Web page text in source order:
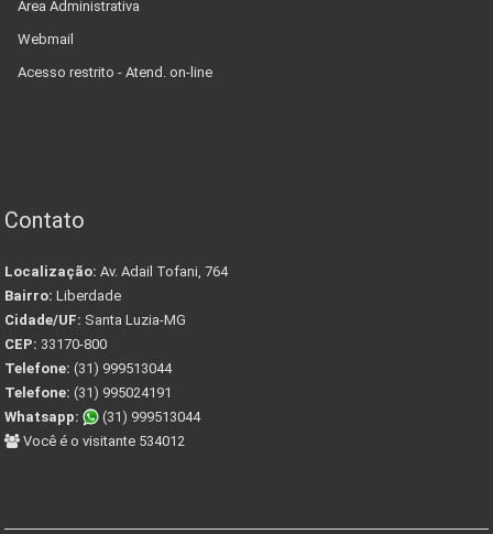
Área Administrativa
Webmail
Acesso restrito - Atend. on-line
Contato
Localização: Av. Adail Tofani, 764
Bairro: Liberdade
Cidade/UF: Santa Luzia-MG
CEP: 33170-800
Telefone: (31) 999513044
Telefone: (31) 995024191
Whatsapp:
(31) 999513044
Você é o visitante 534012